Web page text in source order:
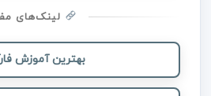
لینک‌های
بهترین آموزش